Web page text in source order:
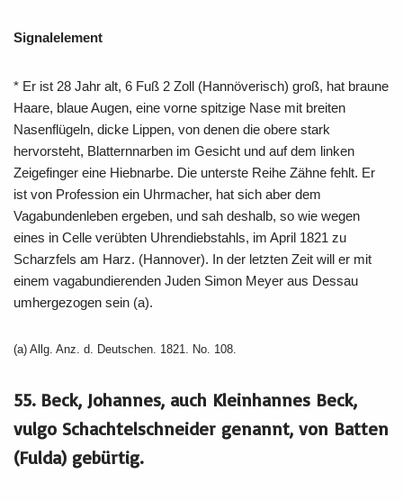
Signalelement
* Er ist 28 Jahr alt, 6 Fuß 2 Zoll (Hannöverisch) groß, hat braune
Haare, blaue Augen, eine vorne spitzige Nase mit breiten
Nasenflügeln, dicke Lippen, von denen die obere stark
hervorsteht, Blatternnarben im Gesicht und auf dem linken
Zeigefinger eine Hiebnarbe. Die unterste Reihe Zähne fehlt. Er
ist von Profession ein Uhrmacher, hat sich aber dem
Vagabundenleben ergeben, und sah deshalb, so wie wegen
eines in Celle verübten Uhrendiebstahls, im April 1821 zu
Scharzfels am Harz. (Hannover). In der letzten Zeit will er mit
einem vagabundierenden Juden Simon Meyer aus Dessau
umhergezogen sein (a).
(a) Allg. Anz. d. Deutschen. 1821. No. 108.
55. Beck, Johannes, auch Kleinhannes Beck,
vulgo Schachtelschneider genannt, von Batten
(Fulda) gebürtig.